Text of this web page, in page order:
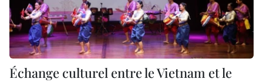
Échange culturel entre le Vietnam et le